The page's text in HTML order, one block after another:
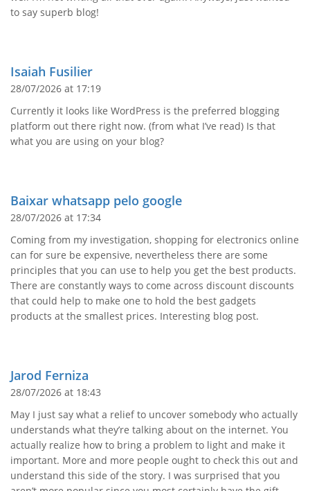
to say superb blog!
Isaiah Fusilier
28/07/2026 at 17:19
Currently it looks like WordPress is the preferred blogging
platform out there right now. (from what I’ve read) Is that
what you are using on your blog?
Baixar whatsapp pelo google
28/07/2026 at 17:34
Coming from my investigation, shopping for electronics online
can for sure be expensive, nevertheless there are some
principles that you can use to help you get the best products.
There are constantly ways to come across discount discounts
that could help to make one to hold the best gadgets
products at the smallest prices. Interesting blog post.
Jarod Ferniza
28/07/2026 at 18:43
May I just say what a relief to uncover somebody who actually
understands what they’re talking about on the internet. You
actually realize how to bring a problem to light and make it
important. More and more people ought to check this out and
understand this side of the story. I was surprised that you